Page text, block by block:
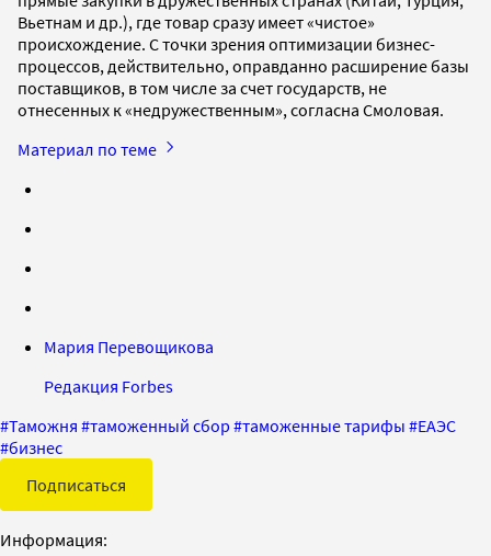
Вьетнам и др.), где товар сразу имеет «чистое»
происхождение. С точки зрения оптимизации бизнес-
процессов, действительно, оправданно расширение базы
поставщиков, в том числе за счет государств, не
отнесенных к «недружественным», согласна Смоловая.
Материал по теме
Мария Перевощикова
Редакция Forbes
#Таможня #таможенный сбор #таможенные тарифы #ЕАЭС
#бизнес
Подписаться
Информация: